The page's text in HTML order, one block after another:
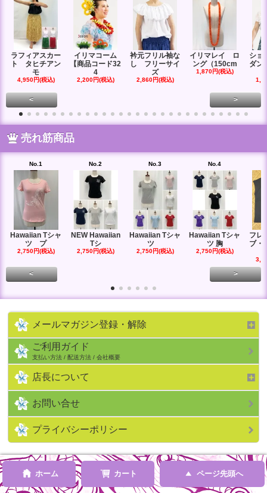
ラフィアスカー
ト タヒチアン
モ
4,950円(税込)
イリマコーム
【商品コード32
4
2,200円(税込)
衿元フリル袖な
し フリーサイ
ズ
2,860円(税込)
イリマレイ ロ
ング（150cm
1,870円(税込)
ショ
ダン
< >
売れ筋商品
No.1
Hawaiian Tシャ
ツ プ
2,750円(税込)
No.2
NEW Hawaiian
Tシ
2,750円(税込)
No.3
Hawaiian Tシャ
ツ
2,750円(税込)
No.4
Hawaiian Tシャ
ツ 胸
2,750円(税込)
フレ
ブ・
< >
メールマガジン登録・解除
ご利用ガイド
支払い方法 / 配送方法 / 会社概要
店長について
お問い合せ
プライバシーポリシー
ホーム カート ページ先頭へ